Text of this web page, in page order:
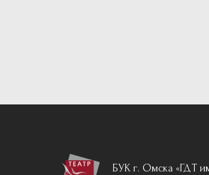
БУК г. Омска «ГДТ